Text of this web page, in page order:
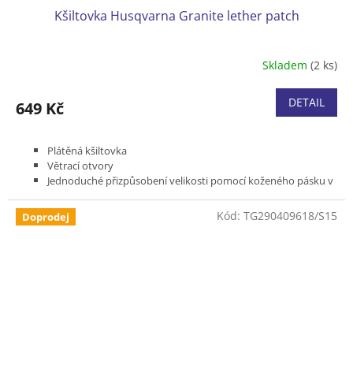
Kšiltovka Husqvarna Granite lether patch
Skladem (2 ks)
649 Kč DETAIL
Plátěná kšiltovka
Větrací otvory
Jednoduché přizpůsobení velikosti pomocí koženého pásku v
Barva žulově šedá barvy
Kožená nášivka s logem Husqvarna.
Doprodej Kód: TG290409618/S15